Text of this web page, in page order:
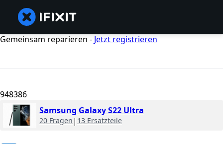
Gemeinsam reparieren - Jetzt registrieren
948386
Samsung Galaxy S22 Ultra
20 Fragen | 13 Ersatzteile